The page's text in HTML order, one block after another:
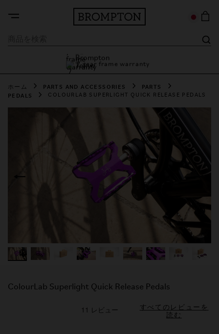
7 year frame warranty
ホーム PARTS AND ACCESSORIES
PARTS
PEDALS
COLOURLAB SUPERLIGHT QUICK RELEASE PEDALS
ColourLab Superlight Quick Release Pedals
すべてのレビューを
読む